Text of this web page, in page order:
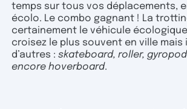
temps sur tous vos déplacements,
écolo. Le combo gagnant ! La
certainement le véhicule
croisez le plus souvent en ville mais
d’autres :skateboard, roller,
encore hoverboard.